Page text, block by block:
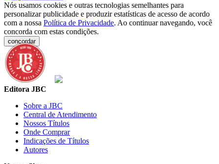
Nós usamos cookies e outras tecnologias semelhantes para
personalizar publicidade e produzir estatísticas de acesso de acordo
com a nossa Política de Privacidade. Ao continuar navegando, você
concorda com estas condições.
concordar
Editora JBC
Sobre a JBC
Central de Atendimento
Nossos Títulos
Onde Comprar
Indicações de Títulos
Autores